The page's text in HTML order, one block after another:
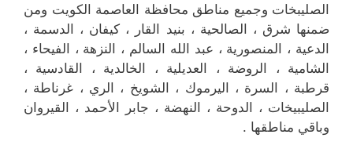
الصليبخات وجميع مناطق محافظة العاصمة الكويت ومن
ضمنها شرق ، الصالحية ، بنيد القار ، كيفان ، الدسمة ،
الدعية ، المنصورية ، عبد الله السالم ، النزهة ، الفيحاء ،
الشامية ، الروضة ، العديلية ، الخالدية ، القادسية ،
قرطبة ، السرة ، اليرموك ، الشويخ ، الري ، غرناطة ،
الصليبيخات ، الدوحة ، النهضة ، جابر الأحمد ، القيروان
وباقي مناطقها .